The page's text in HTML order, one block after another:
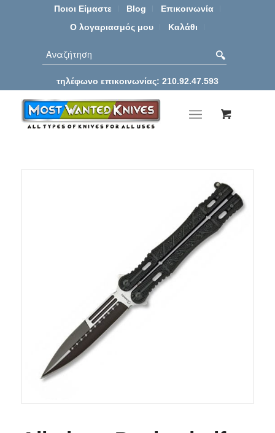
Ποιοι Είμαστε Blog
Επικοινωνία
Ο λογαριασμός μου
Καλάθι
τηλέφωνο επικοινωνίας: 210.92.47.593